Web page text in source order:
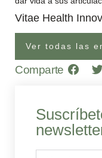
Vitae Health
Ver todas las
Comparte